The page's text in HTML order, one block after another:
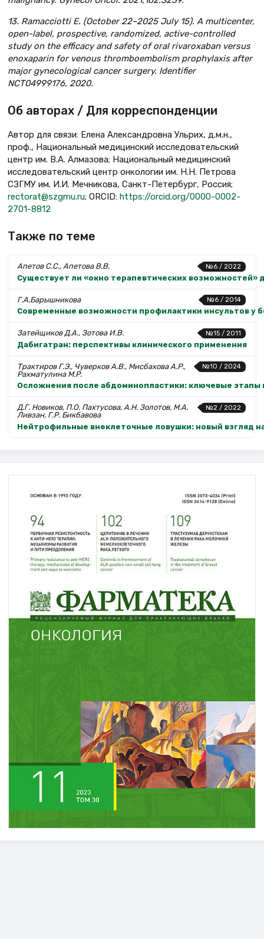
13. Ramacciotti E. (October 22–2025 July 15). A multicenter,
open-label, prospective, randomized, active-controlled
study on the efficacy and safety of oral rivaroxaban versus
enoxaparin for venous thromboembolism prophylaxis after
major gynecological cancer surgery. Identifier
NCT04999176, 2020.
Об авторах / Для корреспонденции
Автор для связи: Елена Александровна Ульрих, д.м.н.,
проф., Национальный медицинский исследовательский
центр им. В.А. Алмазова; Национальный медицинский
исследовательский центр онкологии им. Н.Н. Петрова
СЗГМУ им. И.И. Мечникова, Санкт-Петербург, Россия;
rectorat@szgmu.ru; ORCID: https://orcid.org/0000-0002-
2701-8812
Также по теме
№6 / 2022
Апетов С.С., Апетова В.В.
Существует ли «окно терапевтических
№6 / 2014
Г.А.Барышникова
Современные возможности профилактики инсультов у
№15 / 2011
Затейщиков Д.А., Зотова И.В.
Дабигатран: перспективы клинического применения
№10 / 2024
Трактиров Г.Э., Чуверков А.В., Мисбахова А.Р.,
Рахматулина М.Р.
Осложнения после абдоминопластики: ключевые этапы
№2 / 2022
Д.Г. Новиков, П.О. Пахтусова, А.Н. Золотов, М.А.
Ливзан, Г.Р. Бикбавова
Нейтрофильные внеклеточные ловушки: новый взгляд